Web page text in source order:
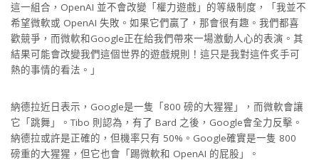
這一組合，OpenAI 並不會改變「權力遊戲」的等級制度，「我並不
希望微軟或 OpenAI 失敗。如果它們贏了，那會很有趣。我們都喜
歡競爭，而微軟和Google正在給我們帶來一場激動人心的表演。其
結果可能會改變我們這個世界的遊戲規則！這只是我對這件炙手可
熱的事情的看法。」
納德拉近日表示，Google是一隻「800 磅的大猩猩」，而微軟會讓
它「跳舞」。Tibo 則認為，有了 Bard 之後，Google會全力反擊。
納德拉或許是正確的，但機率只有 50%。Google確實是一隻 800
磅重的大猩猩，但它也會「踢微軟和 OpenAI 的屁股」。